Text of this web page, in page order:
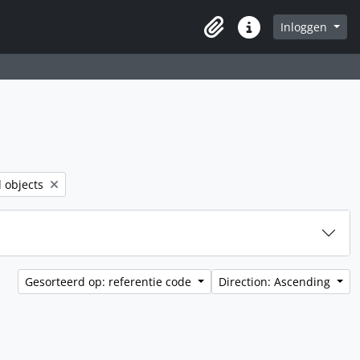
ClipboardQuick linksInloggen
objects
Gesorteerd op: referentie code Direction: Ascending